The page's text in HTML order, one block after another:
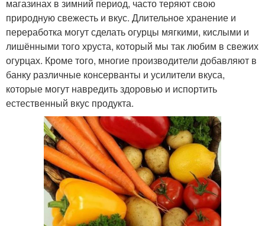
магазинах в зимний период, часто теряют свою
природную свежесть и вкус. Длительное хранение и
переработка могут сделать огурцы мягкими, кислыми и
лишёнными того хруста, который мы так любим в свежих
огурцах. Кроме того, многие производители добавляют в
банку различные консерванты и усилители вкуса,
которые могут навредить здоровью и испортить
естественный вкус продукта.